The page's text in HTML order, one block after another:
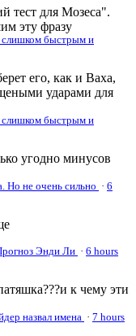
тест для Мозеса".
эту фразу
слишком быстрым и
его, как и Ваха,
ударами для
слишком быстрым и
угодно минусов
Но не очень сильно · 6
Энди Ли · 6 hours
к чему эти
назвал имена · 7 hours